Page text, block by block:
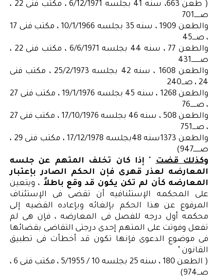
( طعن 663، سنه 41 بجلسه 6/12/1971 ، مكتب فنى 22 ،
صــــــ701
والطعن 1909 ، سنه 35 بجلسه 10/1/1966 ، مكتب فنى 17
، صــــ45
والطعن 77 ، سنه 44 بجلسه 6/6/1971 ، مكتب فنى 22 ،
صـــــــــ431
والطعن 1608 ، سنه 42 بجلسه 25/2/1973 ، مكتب فنى
24 ، صـــ240
والطعن 1268 ، سنه 45 بجلسه 19/1/1976 ، مكتب فنى 27
، صــــــ76
والطعن 508 ، سنه 46 بجلسه 17/10/1976 ، مكتب فنى 27
، صــــ751
والطعن 1373سنه 48بجلسه 17/12/1978 ، مكتب فنى 29 ،
صـــــــ947)
وكذلك قضت" إذا كان تخلف المتهم عن جلسه
المعارضه لعذر قهرى فإن الحكم الصادر بإعتبار
المعارضه كأن لم تكن يكون قد وقع باطلاً ، ويتعين
على المحكمه الإستئنافيه أن تقضى فى الإستئناف
المرفوع عن هذا الحكم بإلغائه وبإعاده القضيه إلى
محكمه أول درجه للفصل فى المعارضه ، فإن هى لم
تفعل وفوتت على المتهم إحدى درجتى التقاضى بقضائها
فى موضوع الدعوى فإنها تكون قد أخطأت فى تطبيق
القانون "
( الطعن 180 ، سنه 25 بجلسه 10 / 5/1955 ، مكتب فنى 6 ،
صـــ974)